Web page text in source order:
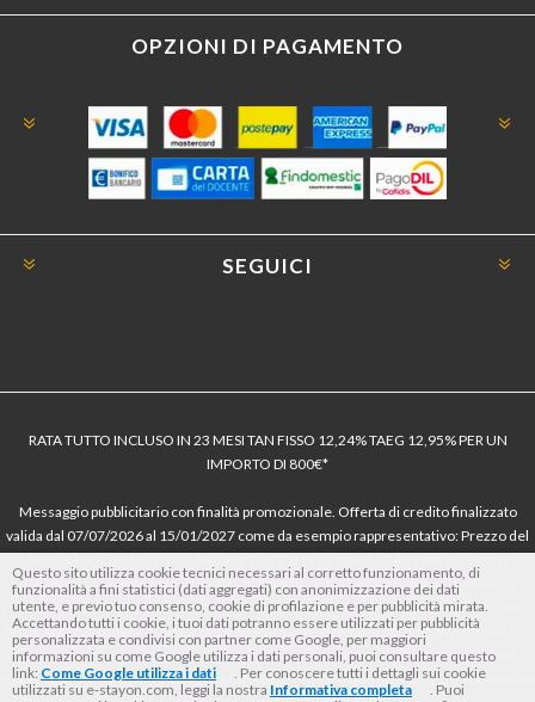
OPZIONI DI PAGAMENTO
SEGUICI
RATA TUTTO INCLUSO IN 23 MESI TAN FISSO 12,24% TAEG 12,95% PER UN
IMPORTO DI 800€*
Messaggio pubblicitario con finalità promozionale. Offerta di credito finalizzato
valida dal 07/07/2026 al 15/01/2027 come da esempio rappresentativo: Prezzo del
dell’offerta azzerati. Importo totale del credito € 800. Importo totale dovuto dal
Consumatore € 920. Decorrenza media della prima rata a 90 giorni. Al fine di gestire
le tue spese in modo responsabile e di conoscere eventuali altre offerte disponibili,
Findomestic ti ricorda, prima di sottoscrivere il contratto, di prendere visione di
tutte le condizioni economiche e contrattuali, facendo riferimento alle Informazioni
Questo sito utilizza cookie tecnici necessari al corretto funzionamento, di
funzionalità a fini statistici (dati aggregati) con anonimizzazione dei dati
utente, e previo tuo consenso, cookie di profilazione e per pubblicità mirata.
Accettando tutti i cookie, i tuoi dati potranno essere utilizzati per pubblicità
personalizzata e condivisi con partner come Google, per maggiori
informazioni su come Google utilizza i dati personali, puoi consultare questo
link: Come Google utilizza i dati
. Per conoscere tutti i dettagli sui cookie
utilizzati su e-stayon.com, leggi la nostra Informativa completa
. Puoi